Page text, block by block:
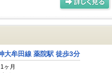
大牟田線 薬院駅 徒歩3分
ヶ月